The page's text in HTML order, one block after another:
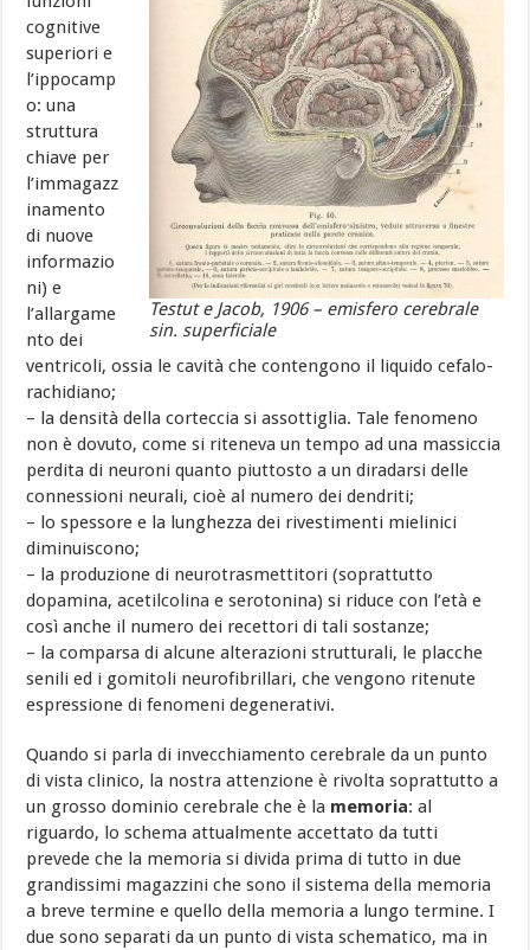
Testut e Jacob, 1906 – emisfero cerebrale
sin. superficiale
cognitive
superiori e
l’ippocamp
o: una
struttura
chiave per
l’immagazz
inamento
di nuove
informazio
ni) e
l’allargame
nto dei
ventricoli, ossia le cavità che contengono il liquido cefalo-
rachidiano;
– la densità della corteccia si assottiglia. Tale fenomeno
non è dovuto, come si riteneva un tempo ad una massiccia
perdita di neuroni quanto piuttosto a un diradarsi delle
connessioni neurali, cioè al numero dei dendriti;
– lo spessore e la lunghezza dei rivestimenti mielinici
diminuiscono;
– la produzione di neurotrasmettitori (soprattutto
dopamina, acetilcolina e serotonina) si riduce con l’età e
così anche il numero dei recettori di tali sostanze;
– la comparsa di alcune alterazioni strutturali, le placche
senili ed i gomitoli neurofibrillari, che vengono ritenute
espressione di fenomeni degenerativi.
Quando si parla di invecchiamento cerebrale da un punto
di vista clinico, la nostra attenzione è rivolta soprattutto a
un grosso dominio cerebrale che è la memoria: al
riguardo, lo schema attualmente accettato da tutti
prevede che la memoria si divida prima di tutto in due
grandissimi magazzini che sono il sistema della memoria
a breve termine e quello della memoria a lungo termine. I
due sono separati da un punto di vista schematico, ma in